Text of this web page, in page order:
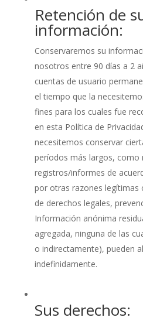
Retención de
información:
Conservaremos su
nosotros entre 90 días a 2
cuentas de usuario
el tiempo que la
fines para los cuales fue
en esta Política de
necesitemos conservar
períodos más largos, como
registros/informes de
por otras razones legítimas
de derechos legales,
Información anónima
agregada, ninguna de las
o indirectamente), pueden
indefinidamente.
Sus derechos: